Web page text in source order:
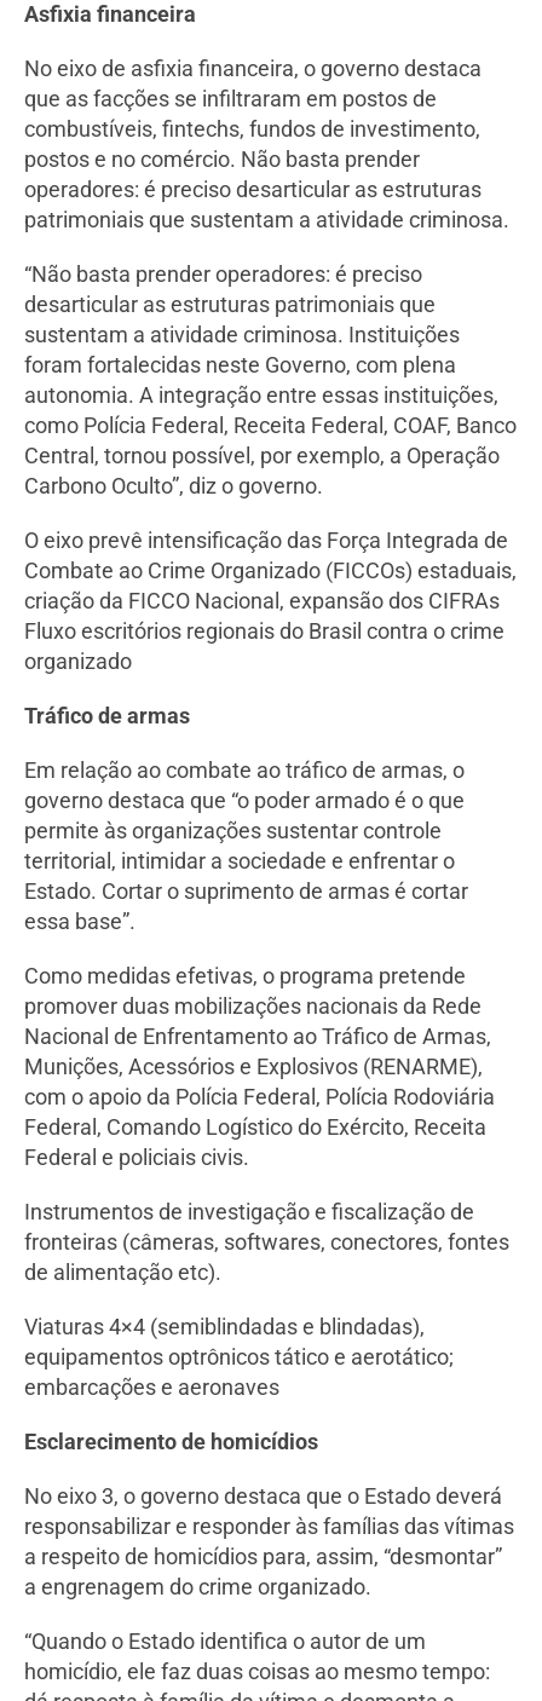
Asfixia financeira
No eixo de asfixia financeira, o governo destaca
que as facções se infiltraram em postos de
combustíveis, fintechs, fundos de investimento,
postos e no comércio. Não basta prender
operadores: é preciso desarticular as estruturas
patrimoniais que sustentam a atividade criminosa.
“Não basta prender operadores: é preciso
desarticular as estruturas patrimoniais que
sustentam a atividade criminosa. Instituições
foram fortalecidas neste Governo, com plena
autonomia. A integração entre essas instituições,
como Polícia Federal, Receita Federal, COAF, Banco
Central, tornou possível, por exemplo, a Operação
Carbono Oculto”, diz o governo.
O eixo prevê intensificação das Força Integrada de
Combate ao Crime Organizado (FICCOs) estaduais,
criação da FICCO Nacional, expansão dos CIFRAs
Fluxo escritórios regionais do Brasil contra o crime
organizado
Tráfico de armas
Em relação ao combate ao tráfico de armas, o
governo destaca que “o poder armado é o que
permite às organizações sustentar controle
territorial, intimidar a sociedade e enfrentar o
Estado. Cortar o suprimento de armas é cortar
essa base”.
Como medidas efetivas, o programa pretende
promover duas mobilizações nacionais da Rede
Nacional de Enfrentamento ao Tráfico de Armas,
Munições, Acessórios e Explosivos (RENARME),
com o apoio da Polícia Federal, Polícia Rodoviária
Federal, Comando Logístico do Exército, Receita
Federal e policiais civis.
Instrumentos de investigação e fiscalização de
fronteiras (câmeras, softwares, conectores, fontes
de alimentação etc).
Viaturas 4×4 (semiblindadas e blindadas),
equipamentos optrônicos tático e aerotático;
embarcações e aeronaves
Esclarecimento de homicídios
No eixo 3, o governo destaca que o Estado deverá
responsabilizar e responder às famílias das vítimas
a respeito de homicídios para, assim, “desmontar”
a engrenagem do crime organizado.
“Quando o Estado identifica o autor de um
homicídio, ele faz duas coisas ao mesmo tempo: